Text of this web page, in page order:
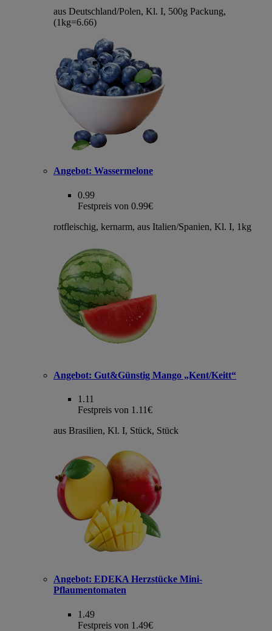
aus Deutschland/Polen, Kl. I, 500g Packung,
(1kg=6.66)
Angebot: Wassermelone
0.99
Festpreis von 0.99€
rotfleischig, kernarm, aus Italien/Spanien, Kl. I, 1kg
Angebot: Gut&Günstig Mango „Kent/Keitt“
1.11
Festpreis von 1.11€
aus Brasilien, Kl. I, Stück, Stück
Angebot: EDEKA Herzstücke Mini-
Pflaumentomaten
1.49
Festpreis von 1.49€